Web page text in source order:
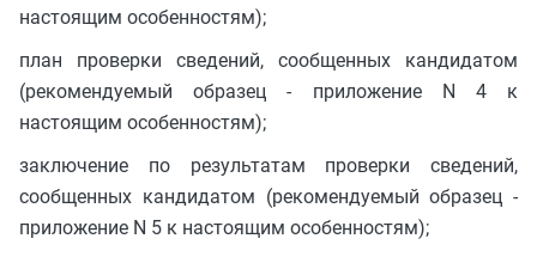
настоящим особенностям);
план проверки сведений, сообщенных кандидатом
(рекомендуемый образец - приложение N 4 к
настоящим особенностям);
заключение по результатам проверки сведений,
сообщенных кандидатом (рекомендуемый образец -
приложение N 5 к настоящим особенностям);